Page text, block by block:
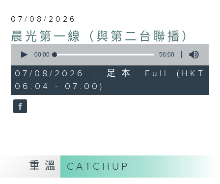
07/08/2026
晨光第一線（與第二台聯播）
seconds
56
minutes,
0
seconds
00:00 56:00
07/08/2026 - 足本 Full (HKT
06:04 - 07:00)
重溫 CATCHUP